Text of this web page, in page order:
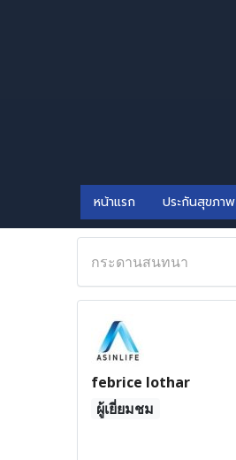
หน้าแรก ประกันสุขภาพ
กระดานสนทนา
febrice lothar
ผู้เยี่ยมชม